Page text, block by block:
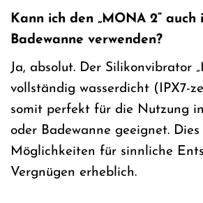
Kann ich den „MONA 2“ auch
Badewanne verwenden?
Ja, absolut. Der Silikonvibrator
vollständig wasserdicht (IPX7-
somit perfekt für die Nutzung
oder Badewanne geeignet.
Möglichkeiten für sinnliche
Vergnügen erheblich.